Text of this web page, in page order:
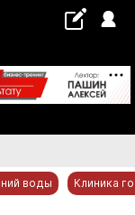
воды Клиника